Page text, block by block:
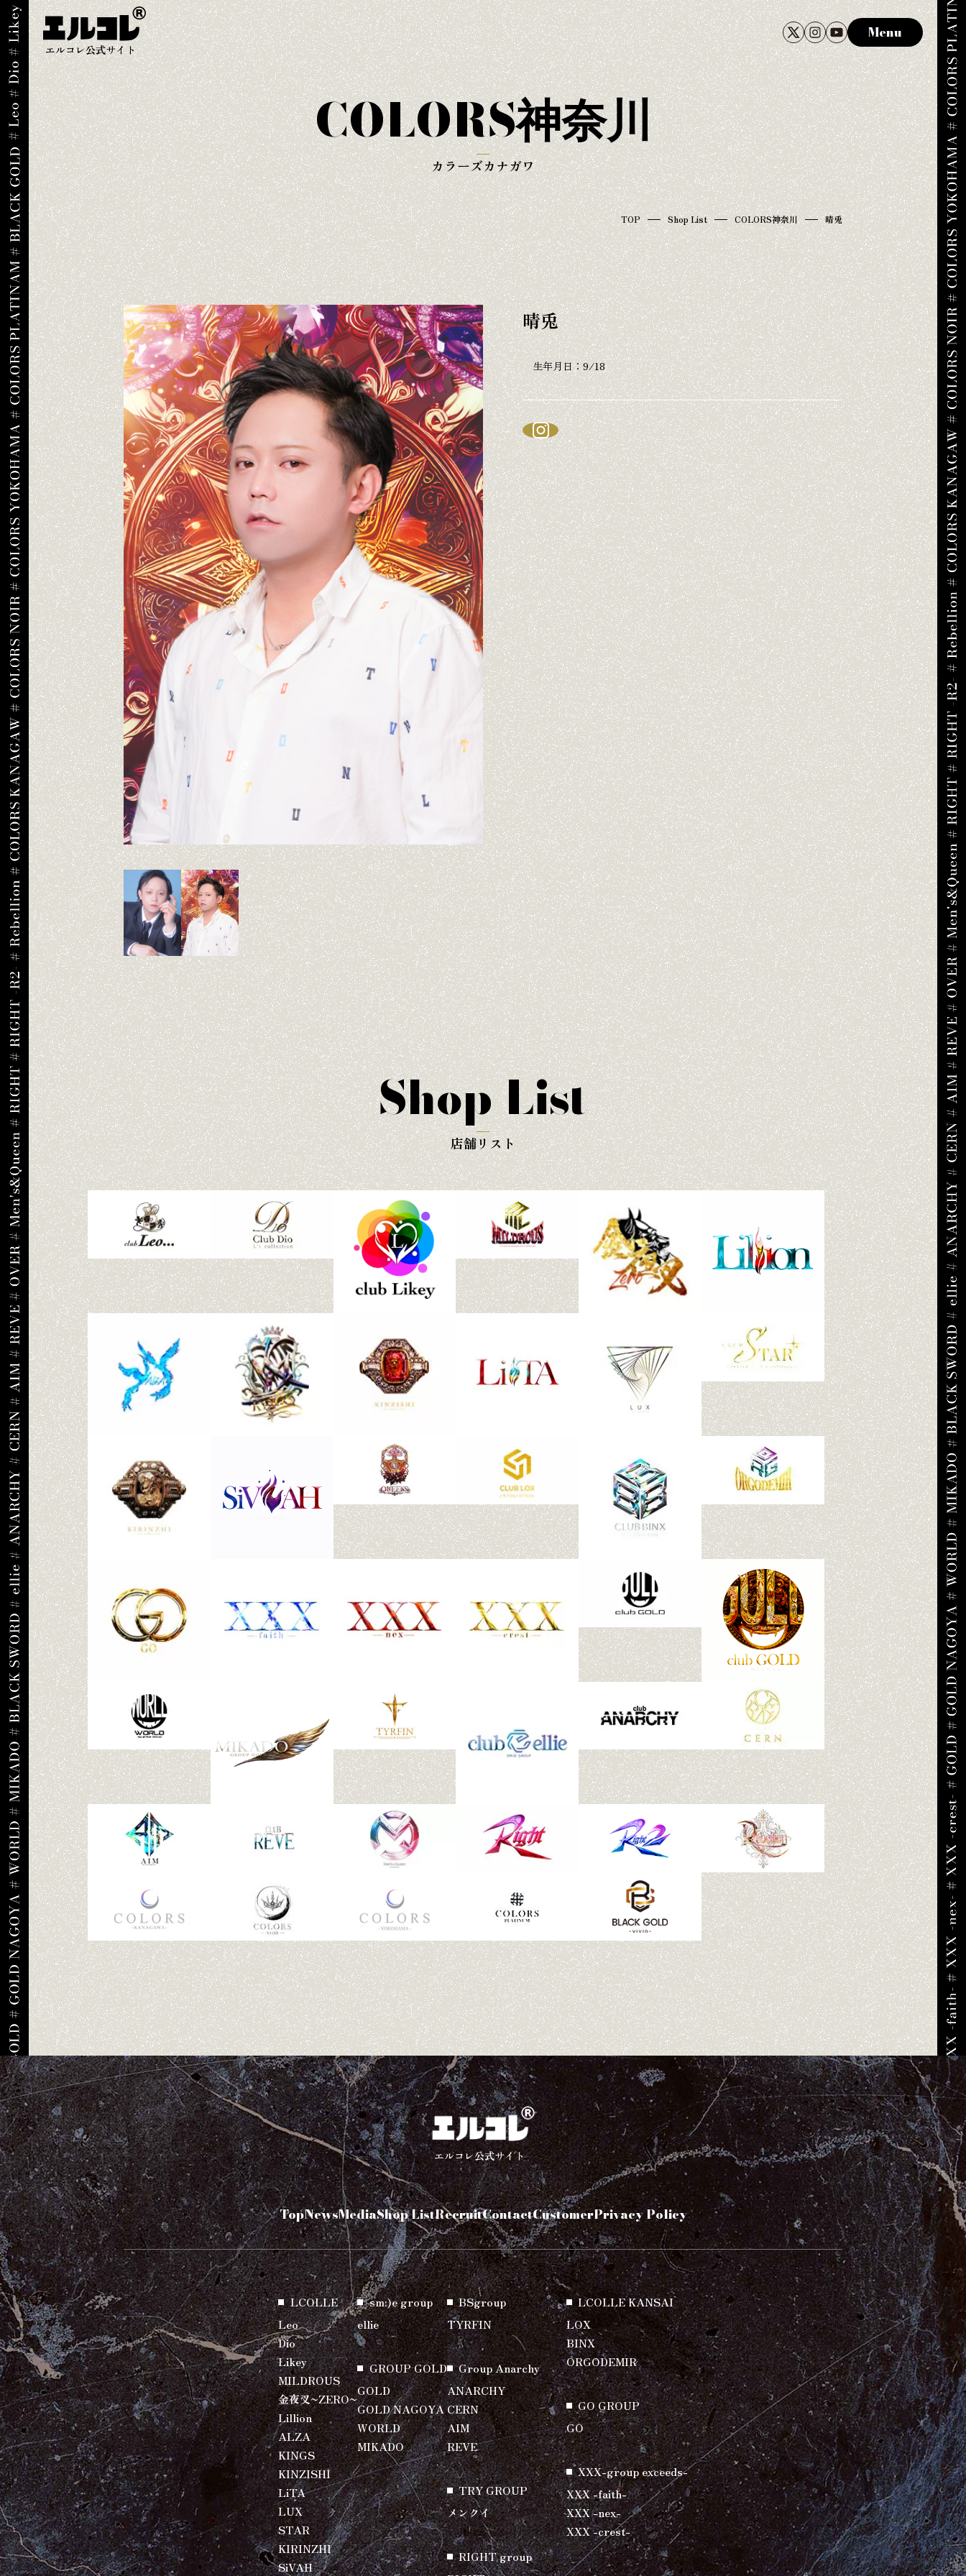
エルコレ公式サイト
Menu
COLORS神奈川
カラーズカナガワ
TOP Shop List COLORS神奈川 晴兎
晴兎
生年月日：9/18
Shop List
店舗リスト
エルコレ公式サイト
TopNewsMediaShop ListRecruitContactCustomerPrivacy Policy
LCOLLE
Leo
Dio
Likey
MILDROUS
金夜叉~ZERO~
Lillion
ALZA
KINGS
KINZISHI
LiTA
LUX
STAR
KIRINZHI
SiVAH
sm:)e group
ellie
GROUP GOLD
GOLD
GOLD NAGOYA
WORLD
MIKADO
BSgroup
TYRFIN
Group Anarchy
ANARCHY
CERN
AIM
REVE
TRY GROUP
メンクイ
RIGHT group
LCOLLE KANSAI
LOX
BINX
ORGODEMIR
GO GROUP
GO
XXX-group exceeds-
XXX -faith-
XXX -nex-
XXX -crest-